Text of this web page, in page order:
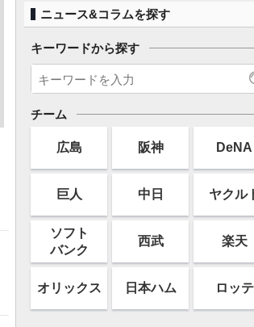
ニュース&コラムを探す
キーワードから探す
チーム
広島 阪神 DeNA
巨人 中日 ヤクル
ソフト
バンク
西武 楽天
オリックス 日本ハム ロッテ